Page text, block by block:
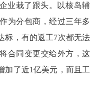
业栽了跟头。以核岛辅
为分包商，经过三年多
标，有的返工7次都无法
合同变更交给外方，这
加了近1亿美元，而且工